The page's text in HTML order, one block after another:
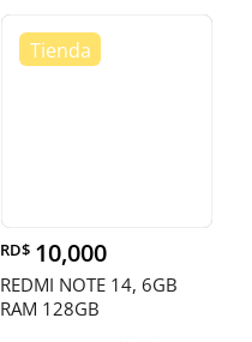
RD$ 10,000
REDMI NOTE 14, 6GB
RAM 128GB